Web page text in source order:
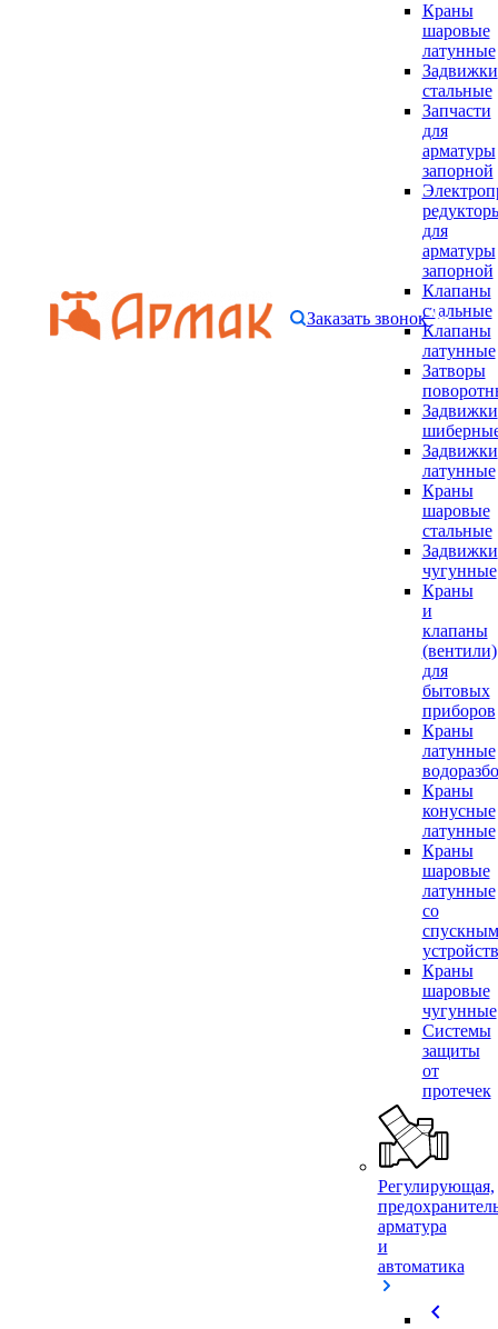
Краны
шаровые
латунные
Задвижки
стальные
Запчасти
для
арматуры
запорной
для
арматуры
запорной
Клапаны
стальные
Клапаны
латунные
Затворы
Задвижки
Задвижки
латунные
Краны
шаровые
стальные
Задвижки
чугунные
Краны
и
клапаны
(вентили)
для
бытовых
приборов
Краны
латунные
Краны
конусные
латунные
Краны
шаровые
латунные
со
спускным
Краны
шаровые
чугунные
Системы
защиты
от
протечек
Регулирующая,
арматура
и
автоматика
chevron_left
Заказать звонок